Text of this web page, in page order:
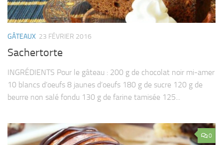
GÂTEAUX 23 FÉVRIER 2016
Sachertorte
INGRÉDIENTS Pour le gâteau : 200 g de chocolat noir mi-amer
10 blancs d’oeufs 8 jaunes d’oeufs 180 g de sucre 120 g de
beurre non salé fondu 130 g de farine tamisée 125...
0